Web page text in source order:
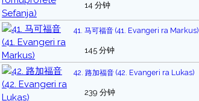
14 分钟
41. 马可福音 (41. Evangeri ra Markus)
145 分钟
42. 路加福音 (42. Evangeri ra Lukas)
239 分钟